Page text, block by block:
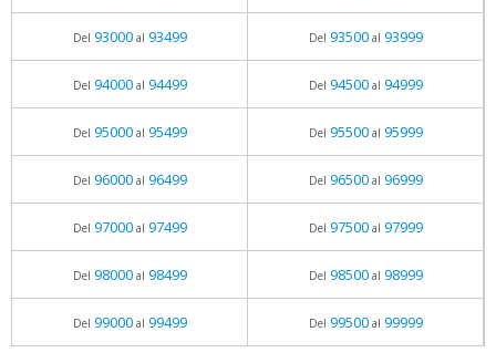
Del 93000al 93499 Del 93500al 93999
Del 94000al 94499 Del 94500al 94999
Del 95000al 95499 Del 95500al 95999
Del 96000al 96499 Del 96500al 96999
Del 97000al 97499 Del 97500al 97999
Del 98000al 98499 Del 98500al 98999
Del 99000al 99499 Del 99500al 99999